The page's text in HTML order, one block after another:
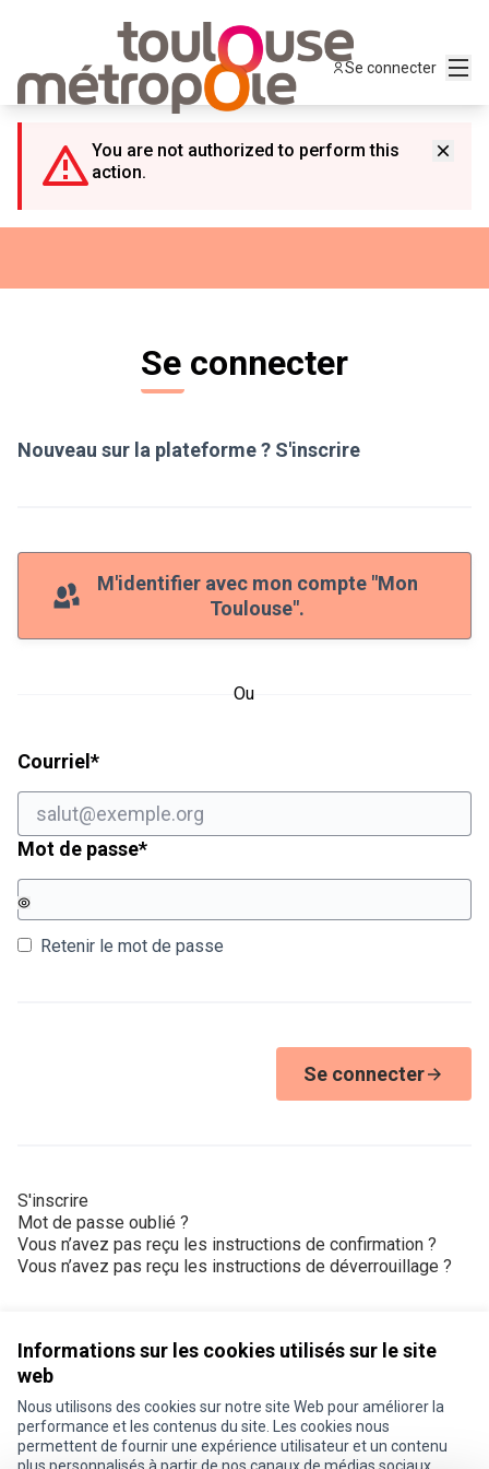
Informations sur les cookies utilisés sur le site
web
Nous utilisons des cookies sur notre site Web pour améliorer la
performance et les contenus du site. Les cookies nous
permettent de fournir une expérience utilisateur et un contenu
Se connecter
You are not authorized to perform this
action.
Se connecter
Nouveau sur la plateforme ? S'inscrire
M'identifier avec mon compte "Mon
Toulouse".
Ou
Courriel *Champ obligatoire
Mot de passe*Champ obligatoire
Retenir le mot de passe
Se connecter
S'inscrire
Mot de passe oublié ?
Vous n’avez pas reçu les instructions de confirmation ?
Vous n’avez pas reçu les instructions de déverrouillage ?
Conditions d'utilisation
Paramètres des cookies
Je participe ! sur X
Je participe ! sur Facebook
Je participe ! sur Instagram